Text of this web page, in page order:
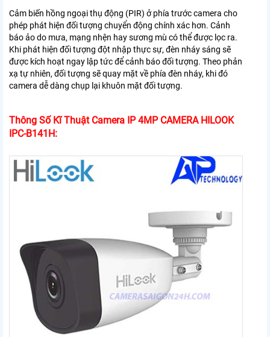
Cảm biến hồng ngoại thụ động (PIR) ở phía trước camera cho
phép phát hiện đối tượng chuyển động chính xác hơn. Cảnh
báo ảo do mưa, mạng nhện hay sương mù có thể được lọc ra.
Khi phát hiện đối tượng đột nhập thực sự, đèn nháy sáng sẽ
được kích hoạt ngay lập tức để cảnh báo đối tượng. Theo phản
xạ tự nhiên, đối tượng sẽ quay mặt về phía đèn nháy, khi đó
camera dễ dàng chụp lại khuôn mặt đối tượng.
Thông Số Kĩ Thuật Camera IP 4MP CAMERA HILOOK
IPC-B141H: